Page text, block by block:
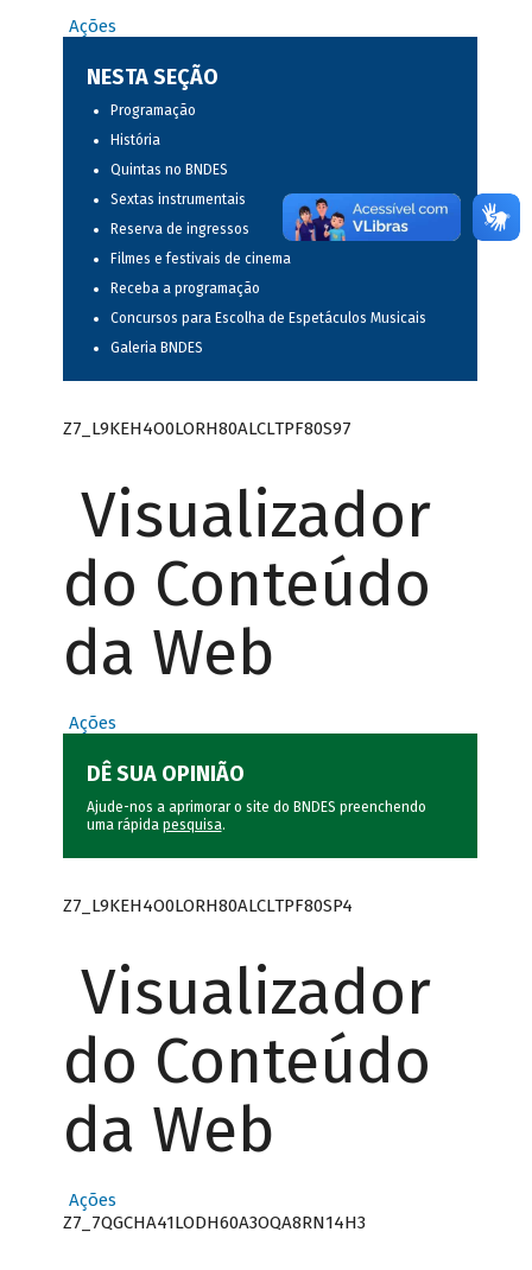
Ações
NESTA SEÇÃO
Programação
História
Quintas no BNDES
Sextas instrumentais
Reserva de ingressos
Filmes e festivais de cinema
Receba a programação
Concursos para Escolha de Espetáculos Musicais
Galeria BNDES
Z7_L9KEH4O0LORH80ALCLTPF80S97
Visualizador
do Conteúdo
da Web
Ações
DÊ SUA OPINIÃO
Ajude-nos a aprimorar o site do BNDES preenchendo
uma rápida pesquisa.
Z7_L9KEH4O0LORH80ALCLTPF80SP4
Visualizador
do Conteúdo
da Web
Ações
Z7_7QGCHA41LODH60A3OQA8RN14H3